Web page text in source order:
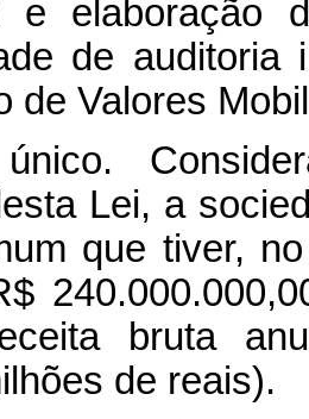
e elaboração
de auditoria
de Valores
único.
Lei, a
que tiver,
bruta
de reais).